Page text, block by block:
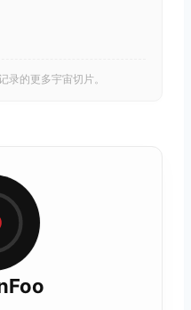
录的更多宇宙切片。